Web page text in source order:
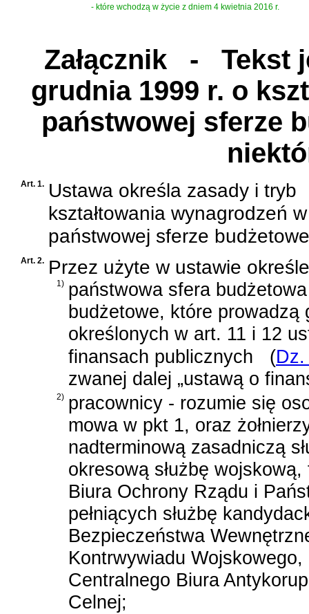
- które wchodzą w życie z dniem 4 kwietnia 2016 r.
Załącznik- Tekst
grudnia 1999 r. o
państwowej sferze
Art. 1. Ustawa określa zasady i tryb
kształtowania wynagrodzeń w
państwowej sferze
Art. 2. Przez użyte w ustawie
1) państwowa sfera
budżetowe, które prowadzą
określonych w art. 11 i 12
finansach publicznych
(
zwanej dalej „ustawą o
2) pracownicy - rozumie się
mowa w pkt 1, oraz
nadterminową zasadniczą
okresową służbę
Biura Ochrony Rządu i
pełniących służbę
Bezpieczeństwa
Kontrwywiadu
Centralnego Biura
Celnej;